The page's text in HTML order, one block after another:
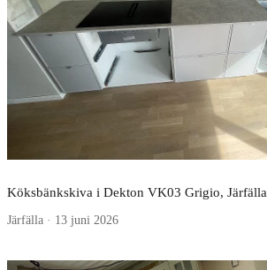
Köksbänkskiva i Dekton VK03 Grigio, Järfälla
Järfälla · 13 juni 2026